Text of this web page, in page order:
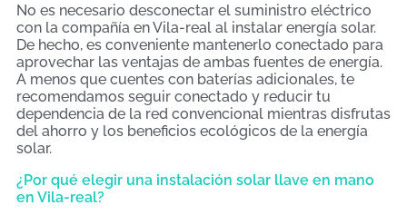
No es necesario desconectar el suministro eléctrico
con la compañía en Vila-real al instalar energía solar.
De hecho, es conveniente mantenerlo conectado para
aprovechar las ventajas de ambas fuentes de energía.
A menos que cuentes con baterías adicionales, te
recomendamos seguir conectado y reducir tu
dependencia de la red convencional mientras disfrutas
del ahorro y los beneficios ecológicos de la energía
solar.
¿Por qué elegir una instalación solar llave en mano
en Vila-real?